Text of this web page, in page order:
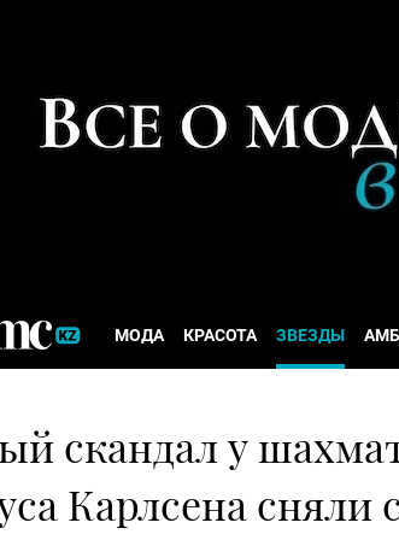
МОДА КРАСОТА ЗВЕЗДЫ
скандал у
Карлсена